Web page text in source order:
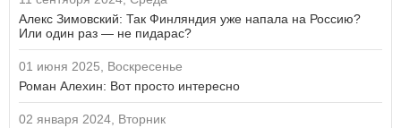
Алекс Зимовский: Так Финляндия уже напала на Россию?
Или один раз — не пидарас?
01 июня 2025, Воскресенье
Роман Алехин: Вот просто интересно
02 января 2024, Вторник